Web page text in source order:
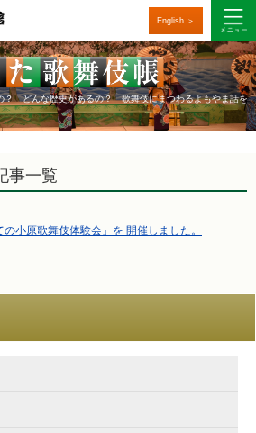
English ＞
？ どんな歴史があるの？ 歌舞伎にまつわるよもやま話を
事一覧
小原歌舞伎体験会」を 開催しました。